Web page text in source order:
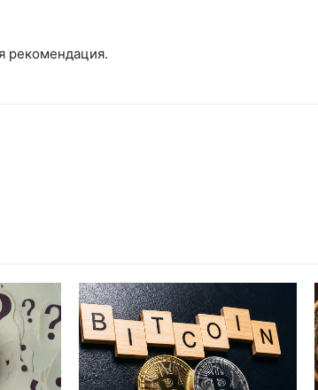
рекомендация.